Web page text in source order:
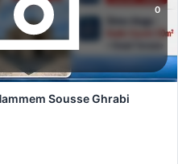
0
Sousse Ghrabi